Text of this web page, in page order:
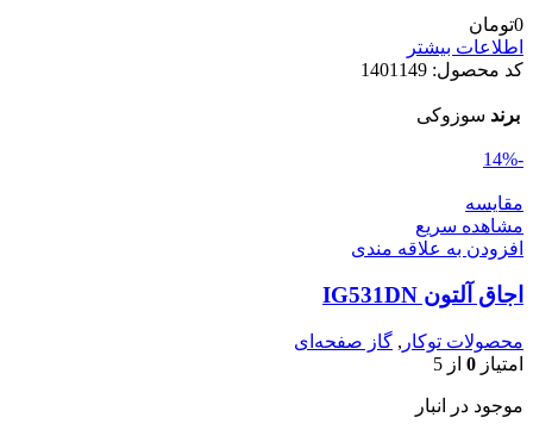
0تومان
اطلاعات بیشتر
کد محصول: 1401149
برند سوزوکی
-14%
مقایسه
مشاهده سریع
افزودن به علاقه مندی
اجاق آلتون IG531DN
محصولات توکار , گاز صفحه‌ای
امتیاز 0 از 5
موجود در انبار